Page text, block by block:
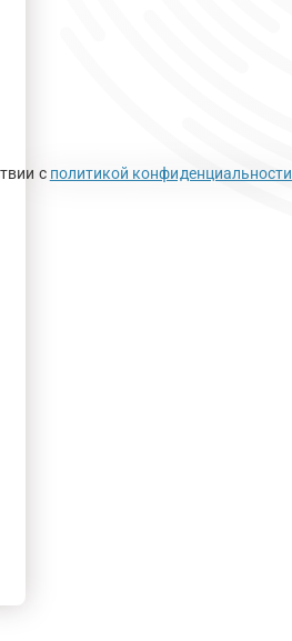
с политикой конфиденциальности